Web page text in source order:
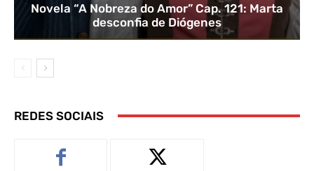
Novela “A Nobreza do Amor” Cap. 121: Marta
desconfia de Diógenes
REDES SOCIAIS